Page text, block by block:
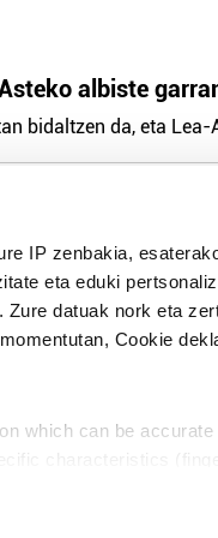
IP zenbakia,
eta eduki
datuak nork eta
Cookie
which can be
albiste
bidaltzen da, eta
modu librean